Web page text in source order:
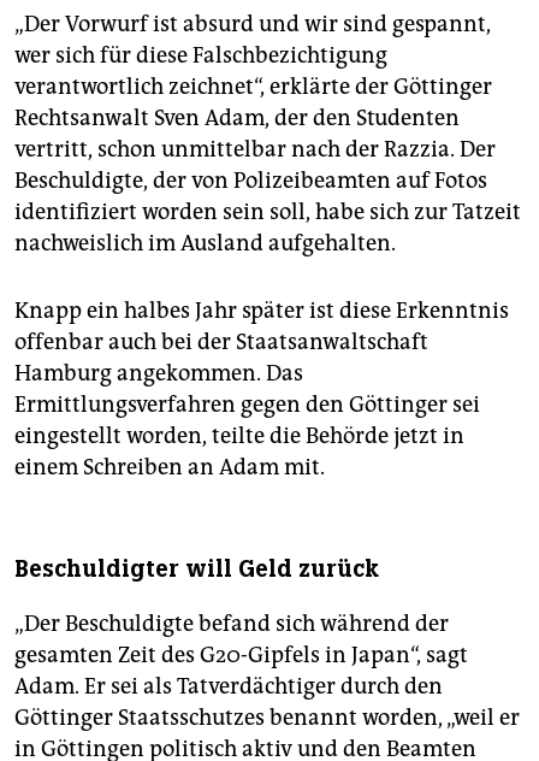
„Der Vorwurf ist absurd und wir sind gespannt,
wer sich für diese Falschbezichtigung
verantwortlich zeichnet“, erklärte der Göttinger
Rechtsanwalt Sven Adam, der den Studenten
vertritt, schon unmittelbar nach der Razzia. Der
Beschuldigte, der von Polizeibeamten auf Fotos
identifiziert worden sein soll, habe sich zur Tatzeit
nachweislich im Ausland aufgehalten.
Knapp ein halbes Jahr später ist diese Erkenntnis
offenbar auch bei der Staatsanwaltschaft
Hamburg angekommen. Das
Ermittlungsverfahren gegen den Göttinger sei
eingestellt worden, teilte die Behörde jetzt in
einem Schreiben an Adam mit.
Beschuldigter will Geld zurück
„Der Beschuldigte befand sich während der
gesamten Zeit des G20-Gipfels in Japan“, sagt
Adam. Er sei als Tatverdächtiger durch den
Göttinger Staatsschutzes benannt worden, „weil er
in Göttingen politisch aktiv und den Beamten